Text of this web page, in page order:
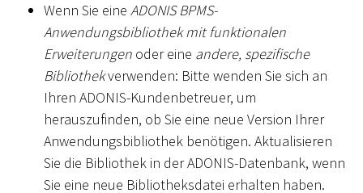
Wenn Sie eine ADONIS BPMS-
Anwendungsbibliothek mit funktionalen
Erweiterungen oder eine andere, spezifische
Bibliothekverwenden: Bitte wenden Sie sich an
Ihren ADONIS-Kundenbetreuer, um
herauszufinden, ob Sie eine neue Version Ihrer
Anwendungsbibliothek benötigen. Aktualisieren
Sie die Bibliothek in der ADONIS-Datenbank, wenn
Sie eine neue Bibliotheksdatei erhalten haben.